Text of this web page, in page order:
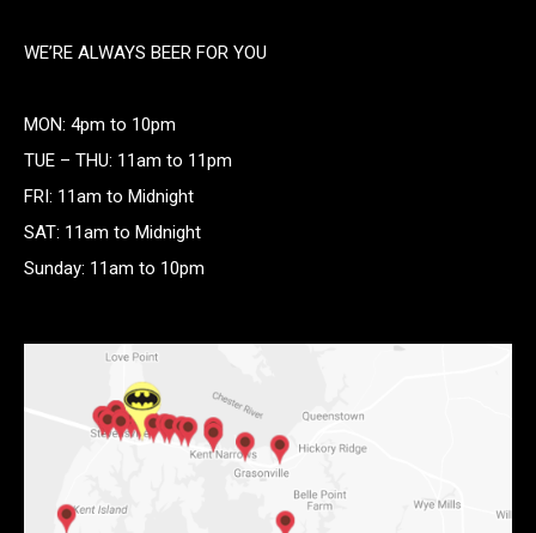
WE’RE ALWAYS BEER FOR YOU
MON: 4pm to 10pm
TUE – THU: 11am to 11pm
FRI: 11am to Midnight
SAT: 11am to Midnight
Sunday: 11am to 10pm